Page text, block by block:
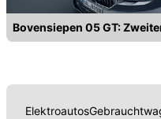
Bovensiepen 05 GT:
Elektroautos